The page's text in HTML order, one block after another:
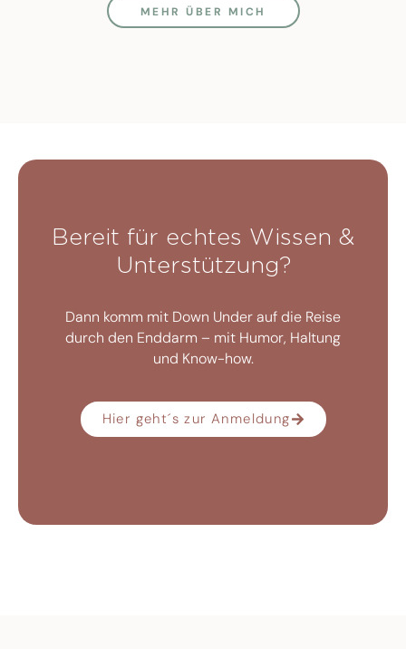
MEHR ÜBER MICH
Bereit für echtes Wissen &
Unterstützung?
Dann komm mit Down Under auf die Reise
durch den Enddarm – mit Humor, Haltung
und Know-how.
Hier geht´s zur Anmeldung